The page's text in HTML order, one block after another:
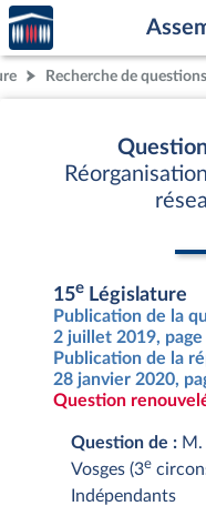
Aller au contenu
Aller en bas de la page
Accèder
à la
page
d'accueilRecherche de
15e Législature
Publication de la
2 juillet 2019,
Publication de la
28 janvier 2020,
Question
Question de : M.
Vosges (3e
Indépendants